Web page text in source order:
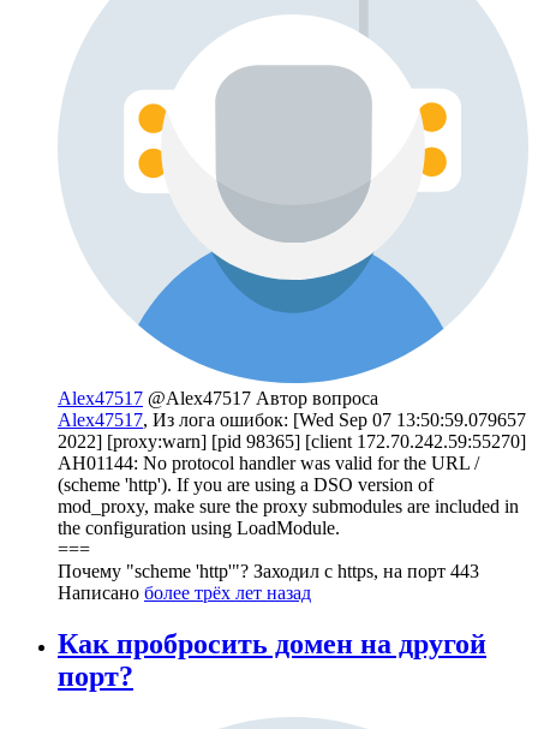
Alex47517 @Alex47517 Автор вопроса
Alex47517, Из лога ошибок: [Wed Sep 07 13:50:59.079657
2022] [proxy:warn] [pid 98365] [client 172.70.242.59:55270]
AH01144: No protocol handler was valid for the URL /
(scheme 'http'). If you are using a DSO version of
mod_proxy, make sure the proxy submodules are included in
the configuration using LoadModule.
===
Почему "scheme 'http'"? Заходил с https, на порт 443
Написано более трёх лет назад
Как пробросить домен на другой
порт?